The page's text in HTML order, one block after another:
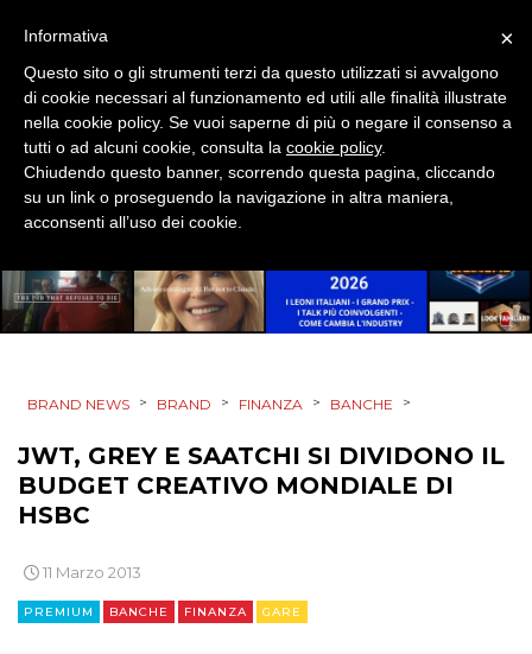
DESIGN
EVENTI
MOBILE
PROMOZIONI
PRODOTTI
STRATEGIE
CINEMA
BRAND NEWS > BRAND > FINANZA > BANCHE >
JWT, GREY E SAATCHI SI DIVIDONO IL
BUDGET CREATIVO MONDIALE DI
HSBC
11 Marzo 2013
PREMIUM BANCHE FINANZA GARE
×
Informativa
Questo sito o gli strumenti terzi da questo utilizzati si avvalgono
di cookie necessari al funzionamento ed utili alle finalità illustrate
nella cookie policy. Se vuoi saperne di più o negare il consenso a
tutti o ad alcuni cookie, consulta la cookie policy.
Chiudendo questo banner, scorrendo questa pagina, cliccando
su un link o proseguendo la navigazione in altra maniera,
acconsenti all’uso dei cookie.